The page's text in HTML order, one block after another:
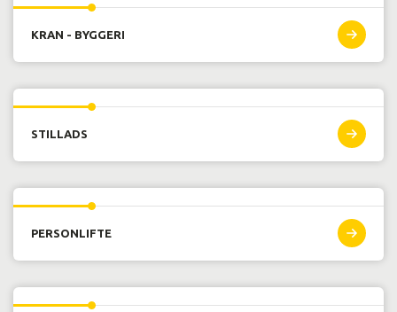
Maskinoperatør på betonfabrik
af uddannelsen i Danmark!
Anna Marie Klysner tager uddannelsen til betonmager:
Forelsket i beton
Se her, hvordan du bliver BETONMAGER
KRAN - BYGGERI
STILLADS
PERSONLIFTE